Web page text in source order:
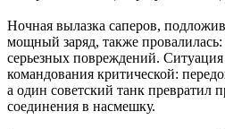
Ночная вылазка саперов,
мощный заряд, также
серьезных повреждений. Ситуация
командования критической:
а один советский танк превратил
соединения в насмешку.